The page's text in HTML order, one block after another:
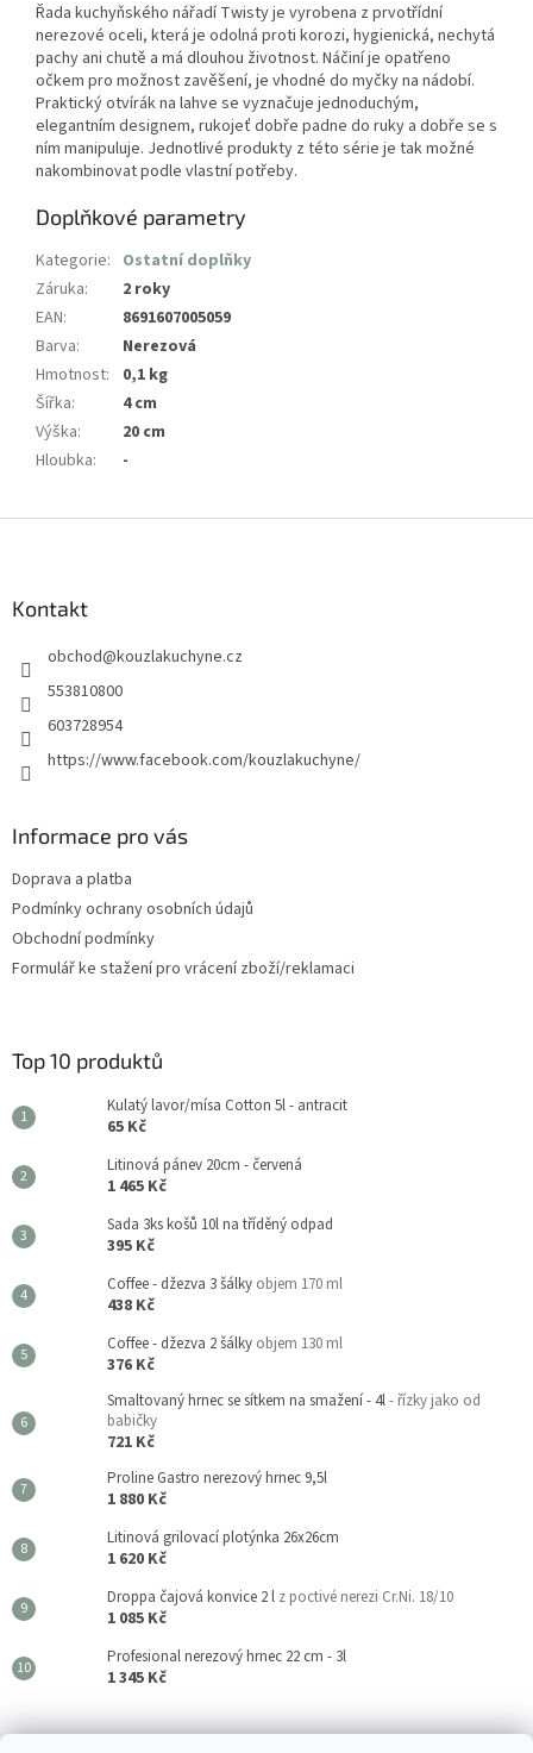
Řada kuchyňského nářadí Twisty je vyrobena z prvotřídní
nerezové oceli, která je odolná proti korozi, hygienická, nechytá
pachy ani chutě a má dlouhou životnost. Náčiní je opatřeno
očkem pro možnost zavěšení, je vhodné do myčky na nádobí.
Praktický otvírák na lahve se vyznačuje jednoduchým,
elegantním designem, rukojeť dobře padne do ruky a dobře se s
ním manipuluje. Jednotlivé produkty z této série je tak možné
nakombinovat podle vlastní potřeby.
Doplňkové parametry
Kategorie: Ostatní doplňky
Záruka:
2 roky
EAN:
8691607005059
Barva:
Nerezová
Hmotnost:
0,1 kg
Šířka:
4 cm
Výška:
20 cm
Hloubka: -
Kontakt
obchod@kouzlakuchyne.cz
553810800
603728954
https://www.facebook.com/kouzlakuchyne/
Informace pro vás
Doprava a platba
Podmínky ochrany osobních údajů
Obchodní podmínky
Formulář ke stažení pro vrácení zboží/reklamaci
Top 10 produktů
Kulatý lavor/mísa Cotton 5l - antracit
65 Kč
Litinová pánev 20cm - červená
1 465 Kč
Sada 3ks košů 10l na tříděný odpad
395 Kč
Coffee - džezva 3 šálky objem 170 ml
438 Kč
Coffee - džezva 2 šálky objem 130 ml
376 Kč
Smaltovaný hrnec se sítkem na smažení - 4l- řízky jako od
babičky
721 Kč
Proline Gastro nerezový hrnec 9,5l
1 880 Kč
Litinová grilovací plotýnka 26x26cm
1 620 Kč
Droppa čajová konvice 2 l z poctivé nerezi Cr.Ni. 18/10
1 085 Kč
Profesional nerezový hrnec 22 cm - 3l
1 345 Kč